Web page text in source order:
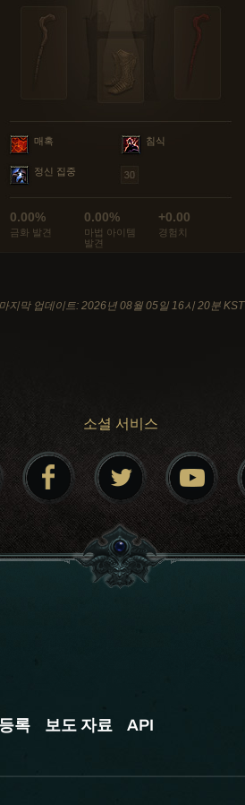
매혹 침식
정신 집중
0.00%
금화 발견
0.00%
마법 아이템
발견
+0.00
경험치
마지막 업데이트: 2026년 08월 05일 16시 20분 KST
소셜 서비스